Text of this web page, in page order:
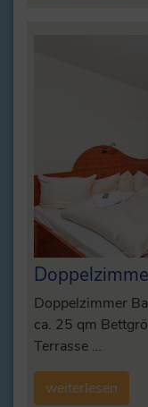
Doppelzimmer
ca. 25 qm
Terrasse …
weiterlesen